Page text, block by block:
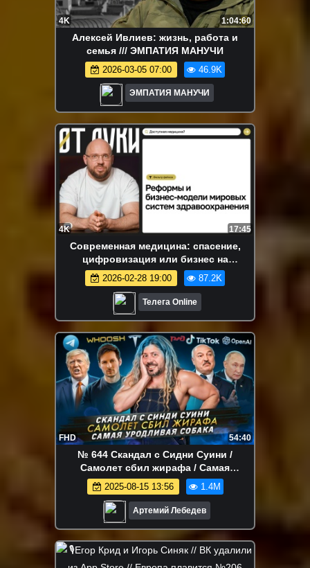
4K 1:04:60
Алексей Ивлиев: жизнь, работа и
семья /// ЭМПАТИЯ МАНУЧИ
2026-03-05 07:00 46.9K
ЭМПАТИЯ МАНУЧИ
4K 17:45
Современная медицина: спасение,
цифровизация или бизнес на
здоровье? / От Луки / Телега Online
2026-02-28 19:00 87.2K
Телега Online
FHD 54:40
№ 644 Скандал с Сидни Суини /
Самолет сбил жирафа / Самая
уродливая собака
2025-08-15 13:56 1.4M
Артемий Лебедев